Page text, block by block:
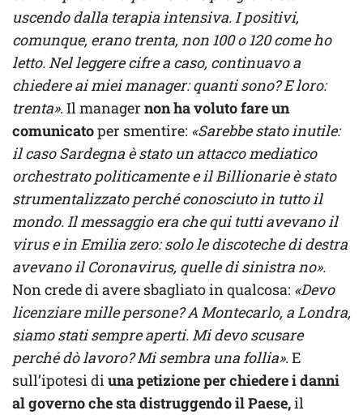
uscendo dalla terapia intensiva. I positivi,
comunque, erano trenta, non 100 o 120 come ho
letto. Nel leggere cifre a caso, continuavo a
chiedere ai miei manager: quanti sono? E loro:
trenta». Il manager non ha voluto fare un
comunicatoper smentire: «Sarebbe stato inutile:
il caso Sardegna è stato un attacco mediatico
orchestrato politicamente e il Billionarie è stato
strumentalizzato perché conosciuto in tutto il
mondo. Il messaggio era che qui tutti avevano il
virus e in Emilia zero: solo le discoteche di destra
avevano il Coronavirus, quelle di sinistra no».
Non crede di avere sbagliato in qualcosa: «Devo
licenziare mille persone? A Montecarlo, a Londra,
siamo stati sempre aperti. Mi devo scusare
perché dò lavoro? Mi sembra una follia». E
sull’ipotesi diuna petizione per chiedere i danni
al governo che sta distruggendo il Paese,il